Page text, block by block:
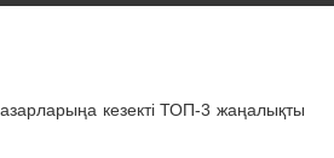
кезекті ТОП-3 жаңалықты